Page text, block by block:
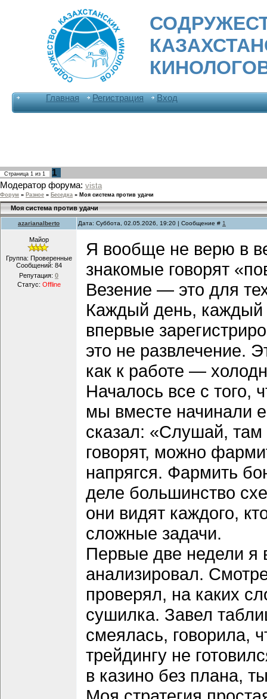
Главная Регистрация Вход
Страница 1 из 1
1
Модератор форума: vista
Форум » Разное » Беседка » Моя система против удачи
Моя система против удачи
azarianalberto Дата: Суббота, 02.05.2026, 19:20 | Сообщение # 1
Майор
Группа: Проверенные
Сообщений: 84
Репутация: 0
Статус: Offline
Я вообще не верю в
знакомые говорят
Везение — это для
Каждый день, каждый
впервые
это не развлечение.
как к работе —
Началось все с того,
мы вместе начинали
сказал: «Слушай, там
говорят, можно
напрягся. Фармить
деле большинство
они видят каждого,
сложные задачи.
Первые две недели я
анализировал.
проверял, на каких
сушилка. Завел
смеялась, говорила,
трейдингу не
в казино без плана,